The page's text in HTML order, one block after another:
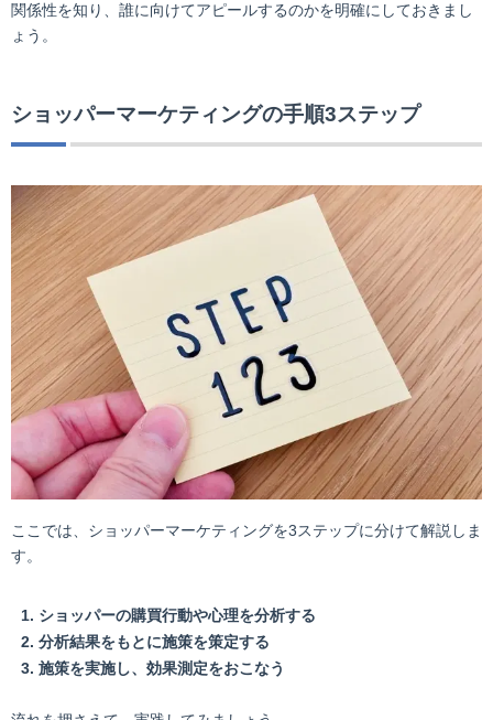
関係性を知り、誰に向けてアピールするのかを明確にしておきまし
ょう。
ショッパーマーケティングの手順3ステップ
ここでは、ショッパーマーケティングを3ステップに分けて解説しま
す。
ショッパーの購買行動や心理を分析する
分析結果をもとに施策を策定する
施策を実施し、効果測定をおこなう